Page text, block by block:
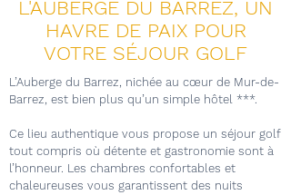
L'AUBERGE DU BARREZ, UN
HAVRE DE PAIX POUR
VOTRE SÉJOUR GOLF
L’Auberge du Barrez, nichée au cœur de Mur-de-
Barrez, est bien plus qu’un simple hôtel ***.
Ce lieu authentique vous propose un séjour golf
tout compris où détente et gastronomie sont à
l’honneur. Les chambres confortables et
chaleureuses vous garantissent des nuits